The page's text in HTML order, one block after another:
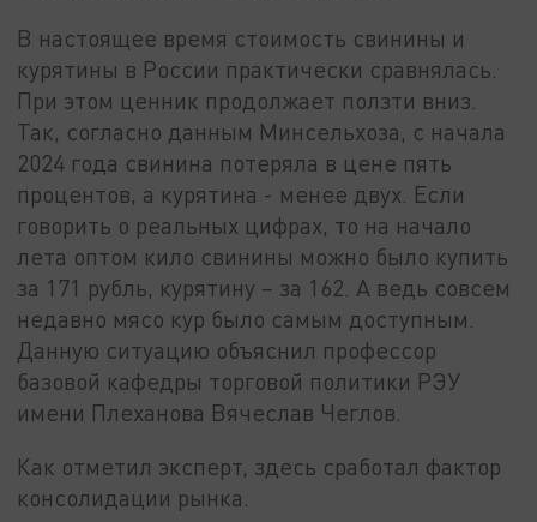
В настоящее время стоимость свинины и
курятины в России практически сравнялась.
При этом ценник продолжает ползти вниз.
Так, согласно данным Минсельхоза, с начала
2024 года свинина потеряла в цене пять
процентов, а курятина - менее двух. Если
говорить о реальных цифрах, то на начало
лета оптом кило свинины можно было купить
за 171 рубль, курятину – за 162. А ведь совсем
недавно мясо кур было самым доступным.
Данную ситуацию объяснил профессор
базовой кафедры торговой политики РЭУ
имени Плеханова Вячеслав Чеглов.
Как отметил эксперт, здесь сработал фактор
консолидации рынка.